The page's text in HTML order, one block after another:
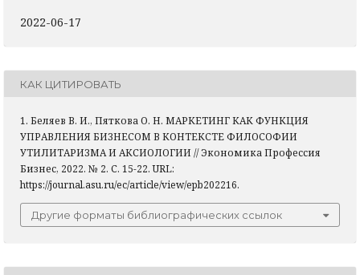
2022-06-17
КАК ЦИТИРОВАТЬ
1. Беляев В. И., Пяткова О. Н. МАРКЕТИНГ КАК ФУНКЦИЯ
УПРАВЛЕНИЯ БИЗНЕСОМ В КОНТЕКСТЕ ФИЛОСОФИИ
УТИЛИТАРИЗМА И АКСИОЛОГИИ // Экономика Профессия
Бизнес, 2022. № 2. С. 15-22. URL:
https://journal.asu.ru/ec/article/view/epb202216.
Другие форматы библиографических ссылок